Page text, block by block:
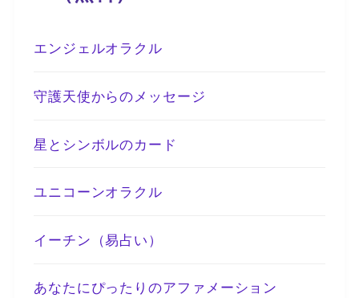
エンジェルオラクル
守護天使からのメッセージ
星とシンボルのカード
ユニコーンオラクル
イーチン（易占い）
あなたにぴったりのアファメーション